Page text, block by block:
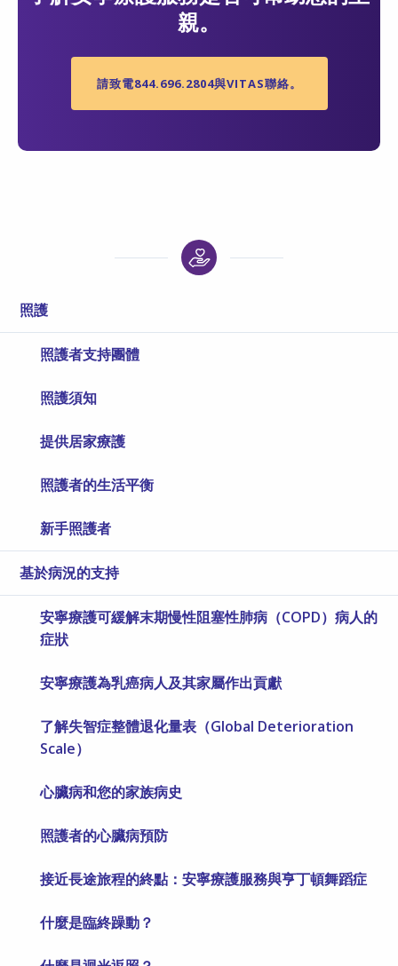
親。
請致電844.696.2804與VITAS聯絡。
照護
照護者支持團體
照護須知
提供居家療護
照護者的生活平衡
新手照護者
基於病況的支持
安寧療護可緩解末期慢性阻塞性肺病（COPD）病人的
症狀
安寧療護為乳癌病人及其家屬作出貢獻
了解失智症整體退化量表（Global Deterioration
Scale）
心臟病和您的家族病史
照護者的心臟病預防
接近長途旅程的終點：安寧療護服務與亨丁頓舞蹈症
什麼是臨終躁動？